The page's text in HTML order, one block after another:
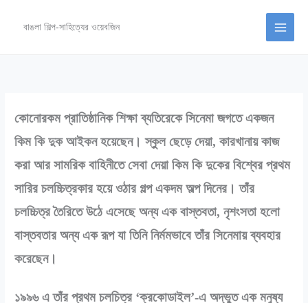
বাঙলা শিল্প-সাহিত্যের ওয়েবজিন
কোনোরকম প্রাতিষ্ঠানিক শিক্ষা ব্যতিরেকে সিনেমা জগতে একজন
কিম কি দুক আইকন হয়েছেন। স্কুল ছেড়ে দেয়া, কারখানায় কাজ
করা আর সামরিক বাহিনীতে সেবা দেয়া কিম কি দুকের বিশ্বের প্রথম
সারির চলচ্চিত্রকার হয়ে ওঠার গল্প একদম অল্প দিনের। তাঁর
চলচ্চিত্র তৈরিতে উঠে এসেছে অন্য এক বাস্তবতা, নৃশংসতা হলো
বাস্তবতার অন্য এক রূপ যা তিনি নির্মমভাবে তাঁর সিনেমায় ব্যবহার
করেছেন।
১৯৯৬ এ তাঁর প্রথম চলচিত্র ‘ক্রকোডাইল’-এ অদ্ভুত এক মনুষ্য